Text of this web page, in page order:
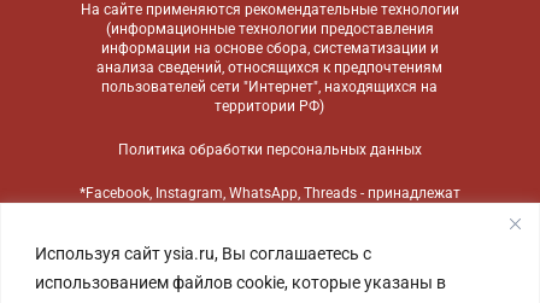
Используя сайт ysia.ru, Вы соглашаетесь с
использованием файлов cookie, которые указаны в
На сайте применяются рекомендательные технологии
(информационные технологии предоставления
информации на основе сбора, систематизации и
анализа сведений, относящихся к предпочтениям
пользователей сети "Интернет", находящихся на
территории РФ)
Политика обработки персональных данных
*Facebook, Instagram, WhatsApp, Threads - принадлежат